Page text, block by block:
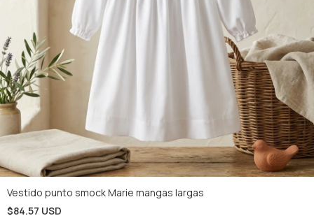
Vestido punto smock Marie mangas largas
$84.57 USD